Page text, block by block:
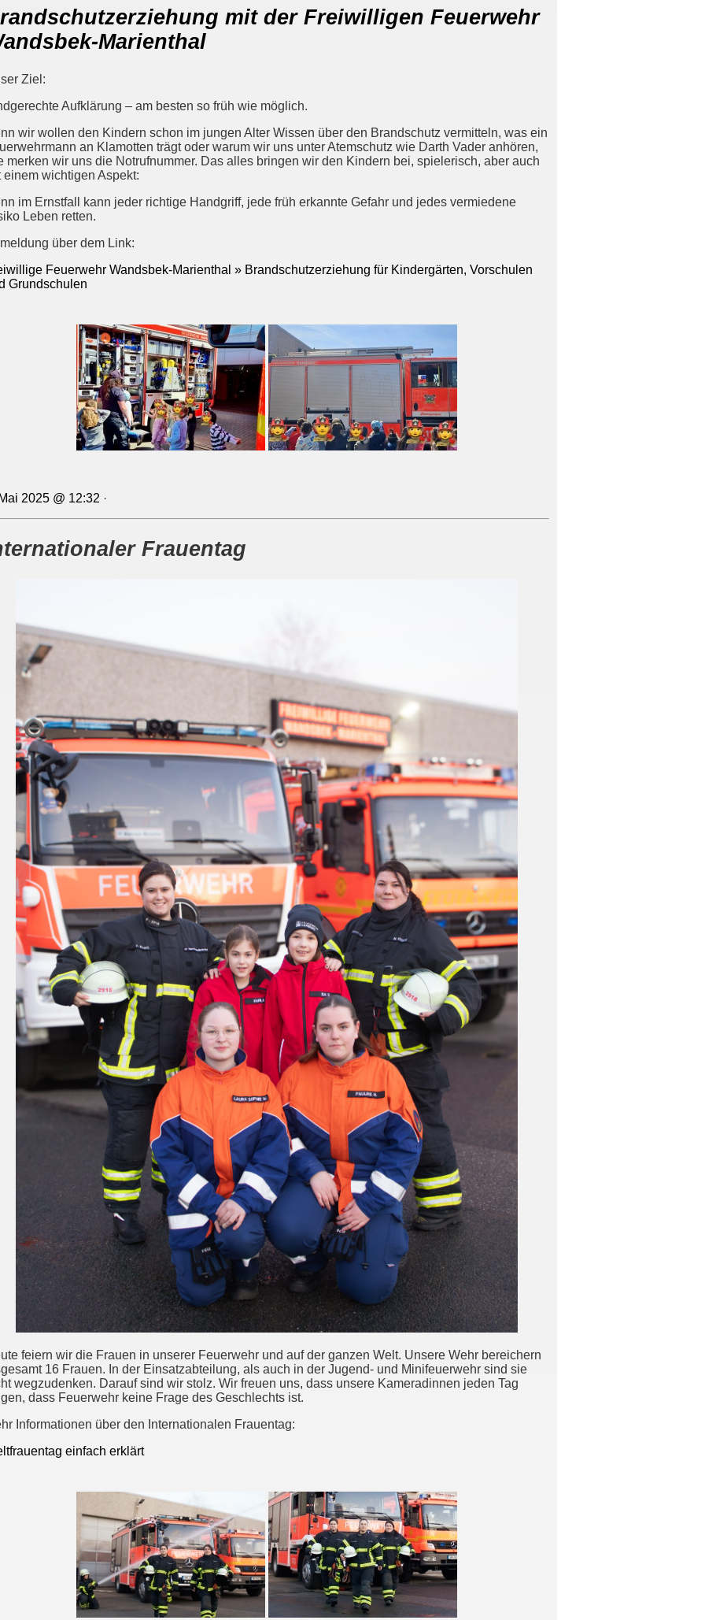
mit der Freiwilligen Feuerwehr
Marienthal
Ziel:
Aufklärung – am besten so früh wie möglich.
wir wollen den Kindern schon im jungen Alter Wissen über den Brandschutz vermitteln, was ein
an Klamotten trägt oder warum wir uns unter Atemschutz wie Darth Vader anhören,
merken wir uns die Notrufnummer. Das alles bringen wir den Kindern bei, spielerisch, aber auch
einem wichtigen Aspekt:
im Ernstfall kann jeder richtige Handgriff, jede früh erkannte Gefahr und jedes vermiedene
Leben retten.
über dem Link:
Feuerwehr Wandsbek-Marienthal » Brandschutzerziehung für Kindergärten, Vorschulen
Grundschulen
2025 @ 12:32 ·
Frauentag
feiern wir die Frauen in unserer Feuerwehr und auf der ganzen Welt. Unsere Wehr bereichern
16 Frauen. In der Einsatzabteilung, als auch in der Jugend- und Minifeuerwehr sind sie
wegzudenken. Darauf sind wir stolz. Wir freuen uns, dass unsere Kameradinnen jeden Tag
dass Feuerwehr keine Frage des Geschlechts ist.
Informationen über den Internationalen Frauentag:
einfach erklärt